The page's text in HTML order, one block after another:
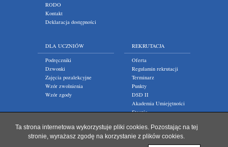
RODO
Kontakt
Deklaracja dostępności
DLA UCZNIÓW
Podręczniki
Dzwonki
Zajęcia pozalekcyjne
Wzór zwolnienia
Wzór zgody
REKRUTACJA
Oferta
Regulamin rekrutacji
Terminarz
Punkty
DSD II
Akademia Umiejętności
Staszic
Ta strona internetowa wykorzystuje pliki cookies. Pozostając na tej
stronie, wyrażasz zgodę na korzystanie z plików cookies.